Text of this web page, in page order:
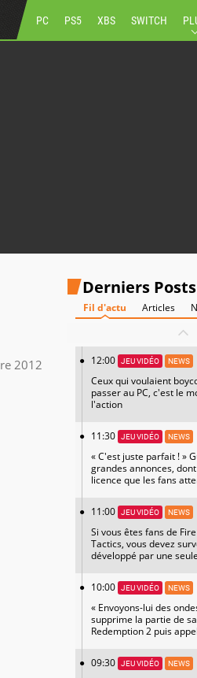
PC PS5 XBS SWITCH
2012
Derniers Posts
Fil d'actu Articles
12:00 JEU VIDÉO NEWS
Ceux qui voulaient
passer au PC, c'est le
l'action
11:30 JEU VIDÉO NEWS
« C'est juste parfait ! »
grandes annonces,
licence que les fans
11:00
JEU VIDÉO NEWS
Si vous êtes fans de
Tactics, vous devez
développé par une
10:00 JEU VIDÉO NEWS
« Envoyons-lui des
supprime la partie de
Redemption 2 puis
09:30
JEU VIDÉO NEWS